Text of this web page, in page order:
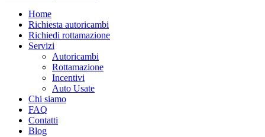
Home
Richiesta autoricambi
Richiedi rottamazione
Servizi
Autoricambi
Rottamazione
Incentivi
Auto Usate
Chi siamo
FAQ
Contatti
Blog